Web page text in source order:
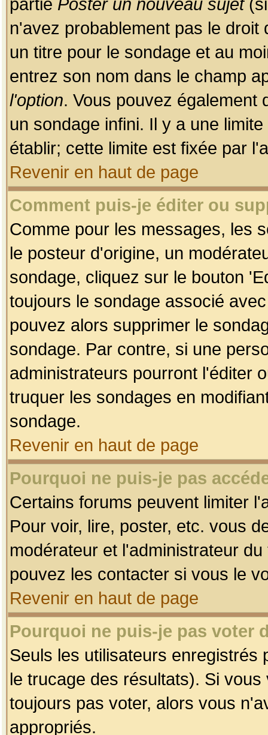
n'avez probablement pas le
un titre pour le sondage et au
entrez son nom dans le champ
l'option. Vous pouvez également
un sondage infini. Il y a une
établir; cette limite est fixée par
Revenir en haut de page
Comment puis-je éditer ou
Comme pour les messages, les
le posteur d'origine, un
sondage, cliquez sur le bouton
toujours le sondage associé
pouvez alors supprimer le
sondage. Par contre, si une
administrateurs pourront l'éditer
truquer les sondages en
sondage.
Revenir en haut de page
Pourquoi ne puis-je pas
Certains forums peuvent limiter
Pour voir, lire, poster, etc. vous
modérateur et l'administrateur
pouvez les contacter si vous le
Revenir en haut de page
Pourquoi ne puis-je pas voter
Seuls les utilisateurs enregistrés
le trucage des résultats). Si
toujours pas voter, alors vous
appropriés.